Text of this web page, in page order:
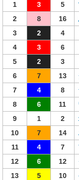
1 3 5
2
8 16
3
2 4
4
3 6
5
2 3
6
7 13
7
4 8
8
6 11
9
1 2
10
7 14
11
4 7
12
6 12
13
5 10